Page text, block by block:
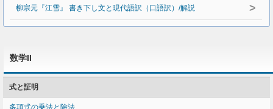
柳宗元『江雪』 書き下し文と現代語訳（口語訳）/解説 >
数学II
式と証明